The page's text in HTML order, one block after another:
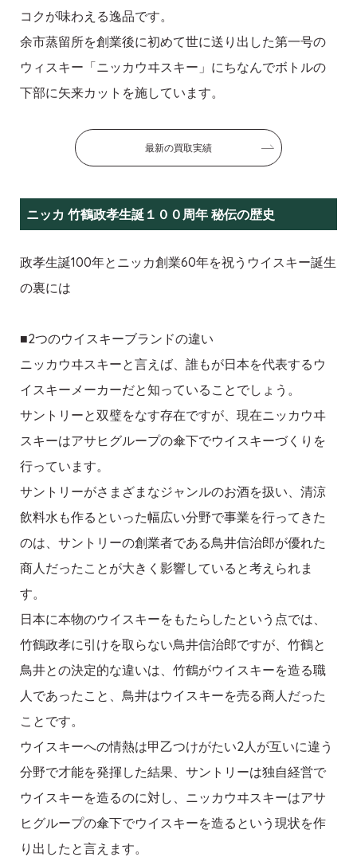
コクが味わえる逸品です。
余市蒸留所を創業後に初めて世に送り出した第一号の
ウィスキー「ニッカウヰスキー」にちなんでボトルの
下部に矢来カットを施しています。
最新の買取実績
ニッカ 竹鶴政孝生誕１００周年 秘伝の歴史
政孝生誕100年とニッカ創業60年を祝うウイスキー誕生
の裏には
■2つのウイスキーブランドの違い
ニッカウヰスキーと言えば、誰もが日本を代表するウ
イスキーメーカーだと知っていることでしょう。
サントリーと双璧をなす存在ですが、現在ニッカウヰ
スキーはアサヒグループの傘下でウイスキーづくりを
行っています。
サントリーがさまざまなジャンルのお酒を扱い、清涼
飲料水も作るといった幅広い分野で事業を行ってきた
のは、サントリーの創業者である鳥井信治郎が優れた
商人だったことが大きく影響していると考えられま
す。
日本に本物のウイスキーをもたらしたという点では、
竹鶴政孝に引けを取らない鳥井信治郎ですが、竹鶴と
鳥井との決定的な違いは、竹鶴がウイスキーを造る職
人であったこと、鳥井はウイスキーを売る商人だった
ことです。
ウイスキーへの情熱は甲乙つけがたい2人が互いに違う
分野で才能を発揮した結果、サントリーは独自経営で
ウイスキーを造るのに対し、ニッカウヰスキーはアサ
ヒグループの傘下でウイスキーを造るという現状を作
り出したと言えます。